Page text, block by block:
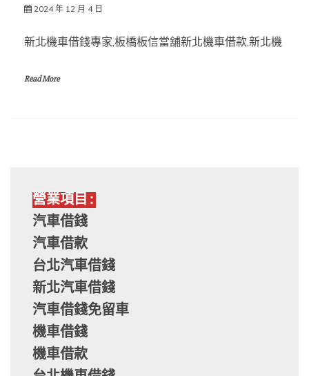
2024 年 12 月 4 日
新北機車借錢專家,板橋板信當舖新北機車借款,新北機
Read More
營業項目:
汽車借錢
汽車借款
台北汽車借錢
新北汽車借錢
汽車借錢免留車
機車借錢
機車借款